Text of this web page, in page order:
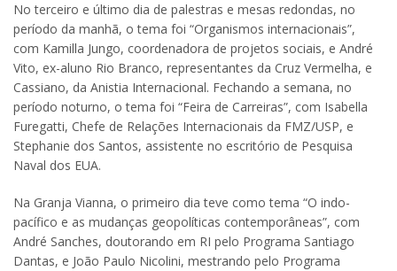
No terceiro e último dia de palestras e mesas redondas, no
período da manhã, o tema foi “Organismos internacionais”,
com Kamilla Jungo, coordenadora de projetos sociais, e André
Vito, ex-aluno Rio Branco, representantes da Cruz Vermelha, e
Cassiano, da Anistia Internacional. Fechando a semana, no
período noturno, o tema foi “Feira de Carreiras”, com Isabella
Furegatti, Chefe de Relações Internacionais da FMZ/USP, e
Stephanie dos Santos, assistente no escritório de Pesquisa
Naval dos EUA.
Na Granja Vianna, o primeiro dia teve como tema “O indo-
pacífico e as mudanças geopolíticas contemporâneas”, com
André Sanches, doutorando em RI pelo Programa Santiago
Dantas, e João Paulo Nicolini, mestrando pelo Programa